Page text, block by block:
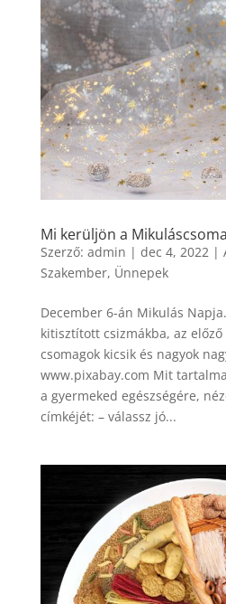
Mi kerüljön a
Szerző: admin | dec 4, 2022|
Szakember, Ünnepek
December 6-án Mikulás
kitisztított csizmákba, az
csomagok kicsik és nagyok
www.pixabay.com Mit
a gyermeked egészségére,
címkéjét: – válassz jó...